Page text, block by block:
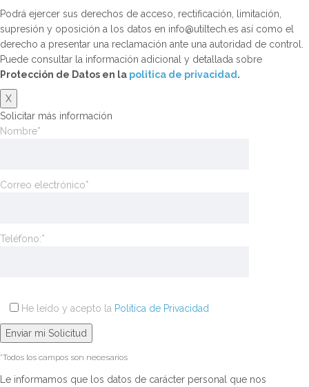
Podrá ejercer sus derechos de acceso, rectificación, limitación,
supresión y oposición a los datos en info@utiltech.es así como el
derecho a presentar una reclamación ante una autoridad de control.
Puede consultar la información adicional y detallada sobre
Protección de Datos en la politica de privacidad .
X
Solicitar más información
Nombre*
Correo electrónico*
Teléfono:*
He leído y acepto la Política de Privacidad
*Todos los campos son necesarios
Le informamos que los datos de carácter personal que nos